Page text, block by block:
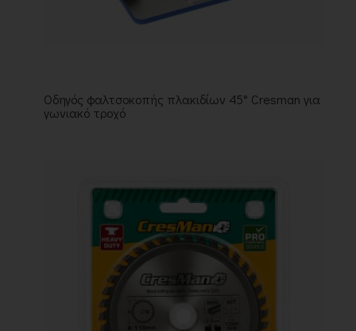
Οδηγός φαλτσοκοπής πλακιδίων 45° Cresman για
γωνιακό τροχό